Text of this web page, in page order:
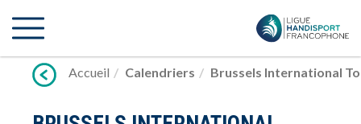
vers
Accueil
Calendriers Brussels International